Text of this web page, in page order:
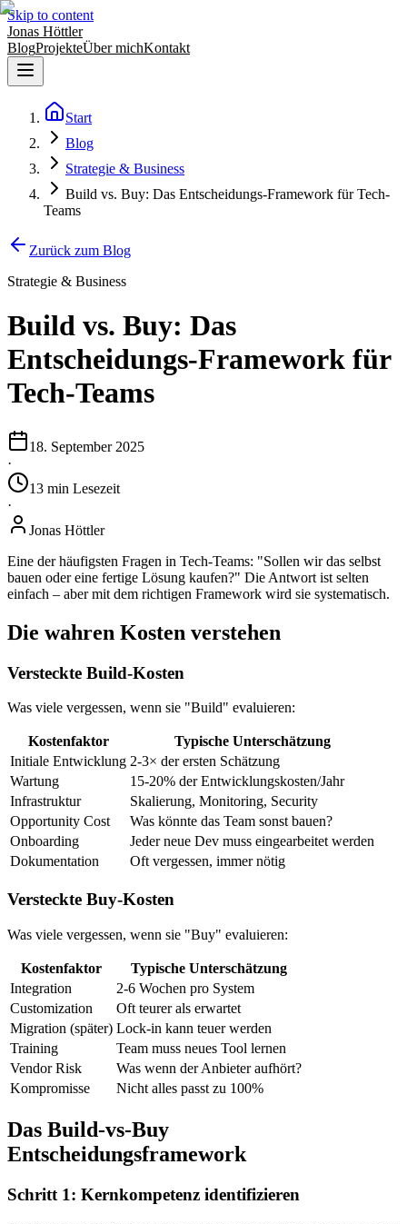
Skip to content
Jonas Höttler
BlogProjekteÜber michKontakt
Start
Blog
Strategie & Business
Build vs. Buy: Das Entscheidungs-Framework für Tech-
Teams
Zurück zum Blog
Strategie & Business
Build vs. Buy: Das
Entscheidungs-Framework für
Tech-Teams
18. September 2025
·
13 min Lesezeit
·
Jonas Höttler
Eine der häufigsten Fragen in Tech-Teams: "Sollen wir das selbst
bauen oder eine fertige Lösung kaufen?" Die Antwort ist selten
einfach – aber mit dem richtigen Framework wird sie systematisch.
Die wahren Kosten verstehen
Versteckte Build-Kosten
Was viele vergessen, wenn sie "Build" evaluieren:
Kostenfaktor
Typische Unterschätzung
Initiale Entwicklung 2-3× der ersten Schätzung
Wartung
15-20% der Entwicklungskosten/Jahr
Infrastruktur
Skalierung, Monitoring, Security
Opportunity Cost
Was könnte das Team sonst bauen?
Onboarding
Jeder neue Dev muss eingearbeitet werden
Dokumentation
Oft vergessen, immer nötig
Versteckte Buy-Kosten
Was viele vergessen, wenn sie "Buy" evaluieren:
Kostenfaktor
Typische Unterschätzung
Integration
2-6 Wochen pro System
Customization
Oft teurer als erwartet
Migration (später) Lock-in kann teuer werden
Training
Team muss neues Tool lernen
Vendor Risk
Was wenn der Anbieter aufhört?
Kompromisse
Nicht alles passt zu 100%
Das Build-vs-Buy
Entscheidungsframework
Schritt 1: Kernkompetenz identifizieren